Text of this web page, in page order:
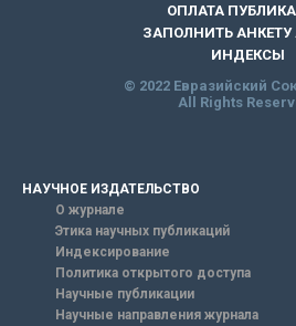
ОПЛАТА
ЗАПОЛНИТЬ АНКЕТУ
ИНДЕКСЫ
© 2022 Евразийский
All Rights
НАУЧНОЕ ИЗДАТЕЛЬСТВО
О журнале
Этика научных публикаций
Индексирование
Политика открытого доступа
Научные публикации
Научные направления журнала